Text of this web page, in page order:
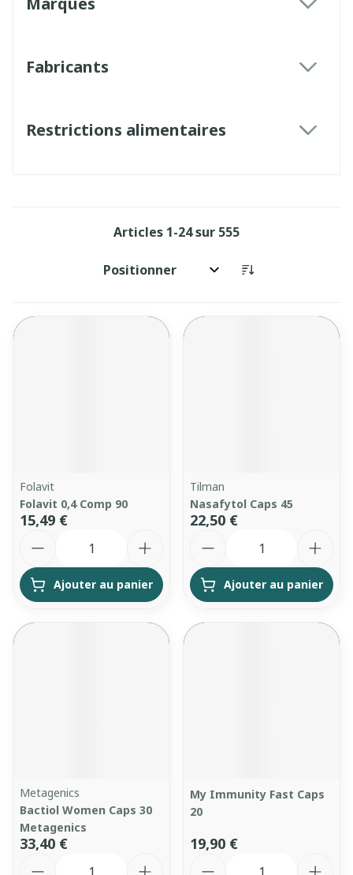
Fabricants
Restrictions alimentaires
Articles 1-24sur 555
Trier par:
Folavit
Folavit 0,4 Comp 90
15,49 €
Ajouter au panier
Tilman
Nasafytol Caps 45
22,50 €
Ajouter au panier
Metagenics
Bactiol Women Caps 30
Metagenics
33,40 €
My Immunity Fast Caps
20
19,90 €